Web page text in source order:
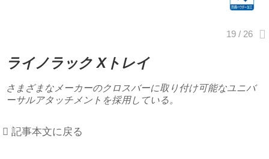
ライノラック Xトレイ
さまざまなメーカーのクロスバーに取り付け可能なユニバ
ーサルアタッチメントを採用している。
記事本文に戻る